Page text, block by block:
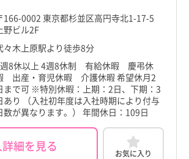
166-0002 東京都杉並区高円寺北1-17-5
野ビル2F
々木上原駅より徒歩8分
8休以上 4週8休制 有給休暇 慶弔休
出産・育児休暇 介護休暇 希望休月2
まで可 ※特別休暇：上期：2日、下期：3
あり （入社初年度は入社時期により付与
数が異なります。） 年間休日：109日
細を見る お気に入り